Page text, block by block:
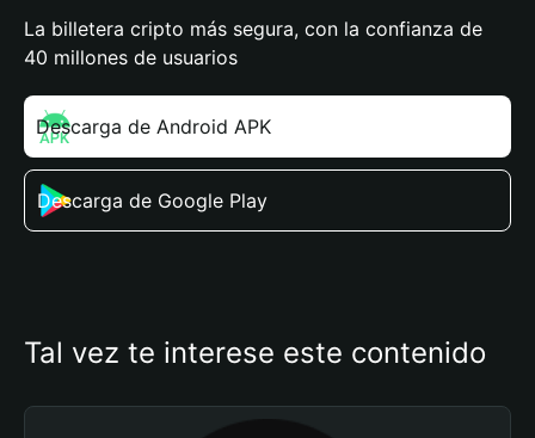
La billetera cripto más segura, con la confianza de
40 millones de usuarios
Descarga de Android APK
Descarga de Google Play
Tal vez te interese este contenido